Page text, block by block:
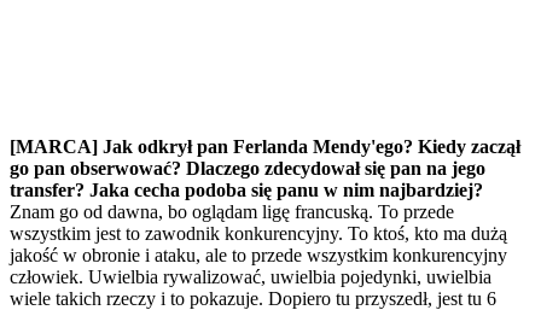
[MARCA] Jak odkrył pan Ferlanda Mendy'ego? Kiedy zaczął
go pan obserwować? Dlaczego zdecydował się pan na jego
transfer? Jaka cecha podoba się panu w nim najbardziej?
Znam go od dawna, bo oglądam ligę francuską. To przede
wszystkim jest to zawodnik konkurencyjny. To ktoś, kto ma dużą
jakość w obronie i ataku, ale to przede wszystkim konkurencyjny
człowiek. Uwielbia rywalizować, uwielbia pojedynki, uwielbia
wiele takich rzeczy i to pokazuje. Dopiero tu przyszedł, jest tu 6